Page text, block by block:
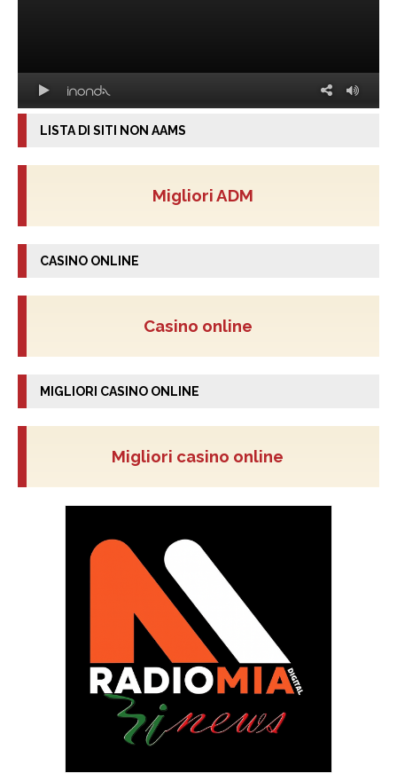
LISTA DI SITI NON AAMS
Migliori ADM
CASINO ONLINE
Casino online
MIGLIORI CASINO ONLINE
Migliori casino online